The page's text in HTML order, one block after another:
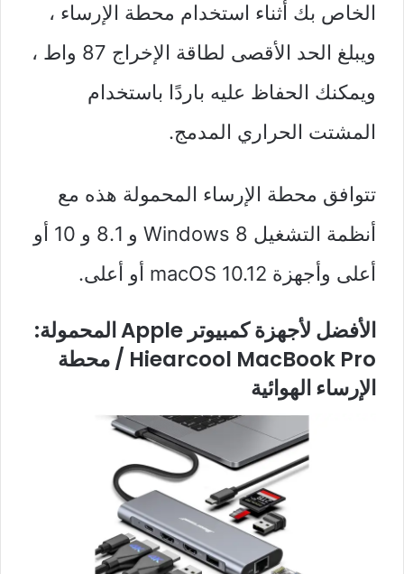
الخاص بك أثناء استخدام محطة الإرساء ،
ويبلغ الحد الأقصى لطاقة الإخراج 87 واط ،
ويمكنك الحفاظ عليه باردًا باستخدام
المشتت الحراري المدمج.
تتوافق محطة الإرساء المحمولة هذه مع
أنظمة التشغيل Windows 8 و 8.1 و 10 أو
أعلى وأجهزة macOS 10.12 أو أعلى.
الأفضل لأجهزة كمبيوتر Apple المحمولة:
Hiearcool MacBook Pro / محطة
الإرساء الهوائية